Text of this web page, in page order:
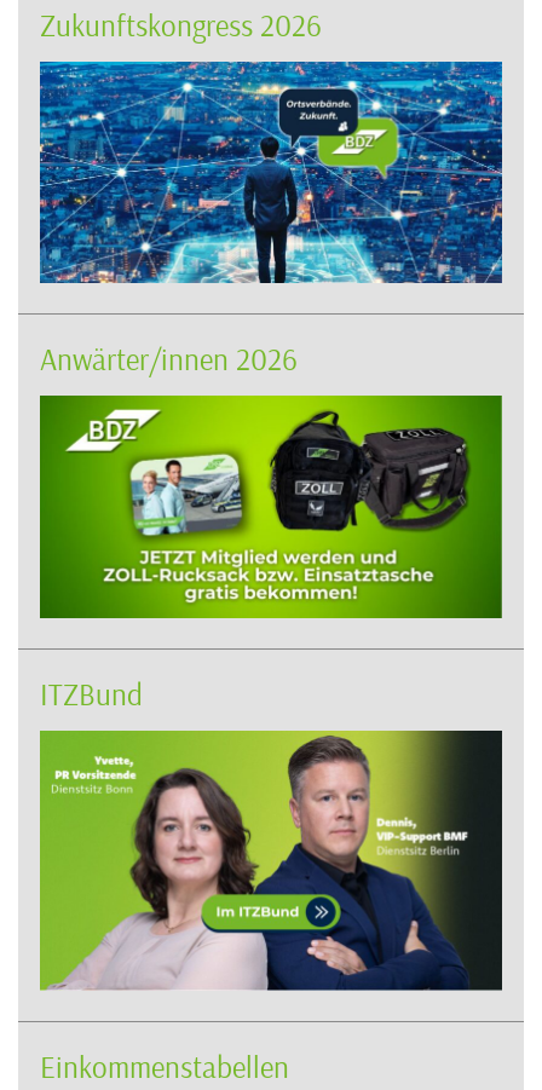
Zukunftskongress 2026
Anwärter/innen 2026
ITZBund
Einkommenstabellen